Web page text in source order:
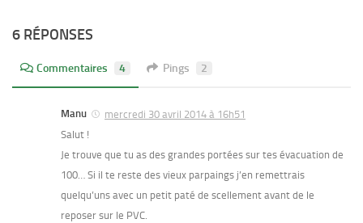
6 RÉPONSES
Commentaires 4 Pings 2
Manu
mercredi 30 avril 2014 à 16h51
Salut !
Je trouve que tu as des grandes portées sur tes évacuation de
100… Si il te reste des vieux parpaings j’en remettrais
quelqu’uns avec un petit paté de scellement avant de le
reposer sur le PVC.